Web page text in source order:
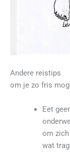
Andere reistips
om je zo fris
Eet
om
wat